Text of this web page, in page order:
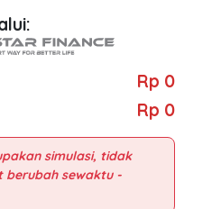
Rp 0
Rp 0
simulasi, tidak
berubah sewaktu -